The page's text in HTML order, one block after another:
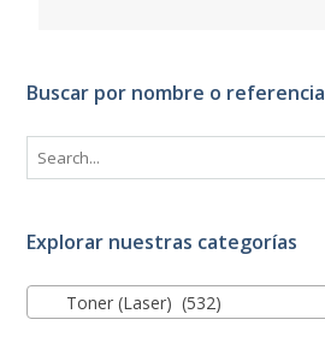
Buscar por nombre o referencia
Explorar nuestras categorías
Toner (Laser) (532)